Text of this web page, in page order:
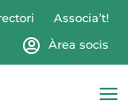
Associa’t!
Àrea socis